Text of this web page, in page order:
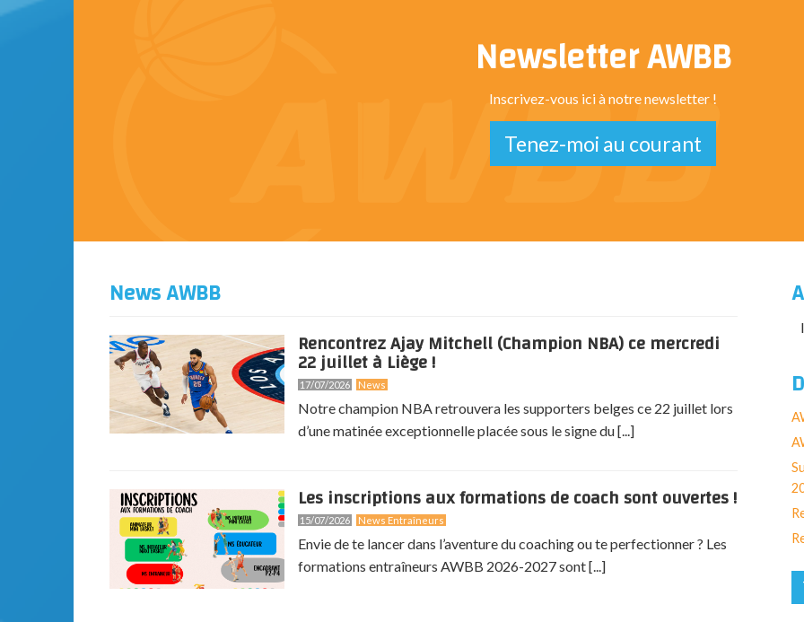
Newsletter AWBB
Inscrivez-vous ici à notre newsletter !
Tenez-moi au courant
News AWBB
Rencontrez Ajay Mitchell (Champion NBA) ce mercredi
22 juillet à Liège !
17/07/2026 News
Notre champion NBA retrouvera les supporters belges ce 22 juillet lors
d’une matinée exceptionnelle placée sous le signe du [...]
Les inscriptions aux formations de coach sont ouvertes !
15/07/2026 News Entraîneurs
Envie de te lancer dans l’aventure du coaching ou te perfectionner ? Les
formations entraîneurs AWBB 2026-2027 sont [...]